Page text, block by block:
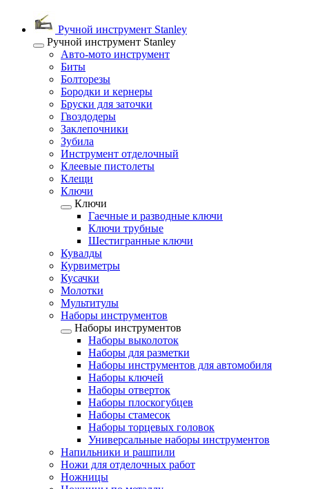
Ручной инструмент Stanley
Ручной инструмент Stanley
Авто-мото инструмент
Биты
Болторезы
Бородки и кернеры
Бруски для заточки
Гвоздодеры
Заклепочники
Зубила
Инструмент отделочный
Клеевые пистолеты
Клещи
Ключи
Ключи
Гаечные и разводные ключи
Ключи трубные
Шестигранные ключи
Кувалды
Курвиметры
Кусачки
Молотки
Мультитулы
Наборы инструментов
Наборы инструментов
Наборы выколоток
Наборы для разметки
Наборы инструментов для автомобиля
Наборы ключей
Наборы отверток
Наборы плоскогубцев
Наборы стамесок
Наборы торцевых головок
Универсальные наборы инструментов
Напильники и рашпили
Ножи для отделочных работ
Ножницы